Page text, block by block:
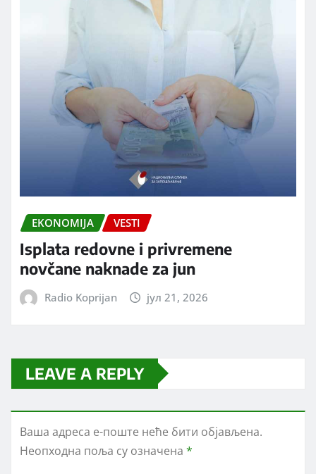
EKONOMIJA VESTI
Isplata redovne i privremene
novčane naknade za jun
Radio Koprijan јул 21, 2026
LEAVE A REPLY
Ваша адреса е-поште неће бити објављена.
Неопходна поља су означена *